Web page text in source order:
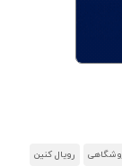
رویال کنین